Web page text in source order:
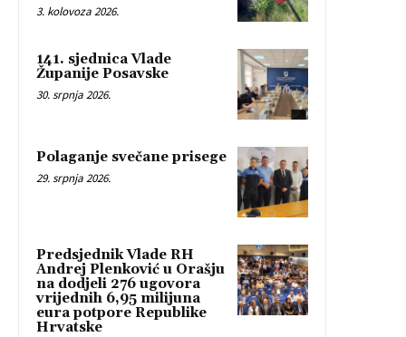
3. kolovoza 2026.
141. sjednica Vlade
Županije Posavske
30. srpnja 2026.
Polaganje svečane prisege
29. srpnja 2026.
Predsjednik Vlade RH
Andrej Plenković u Orašju
na dodjeli 276 ugovora
vrijednih 6,95 milijuna
eura potpore Republike
Hrvatske